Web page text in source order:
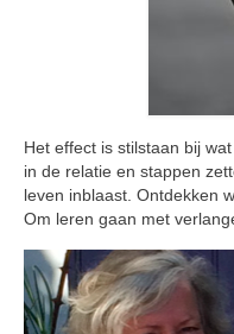
Het effect is stilstaan bij
in de relatie en stappen
leven inblaast. Ontdekken
Om leren gaan met